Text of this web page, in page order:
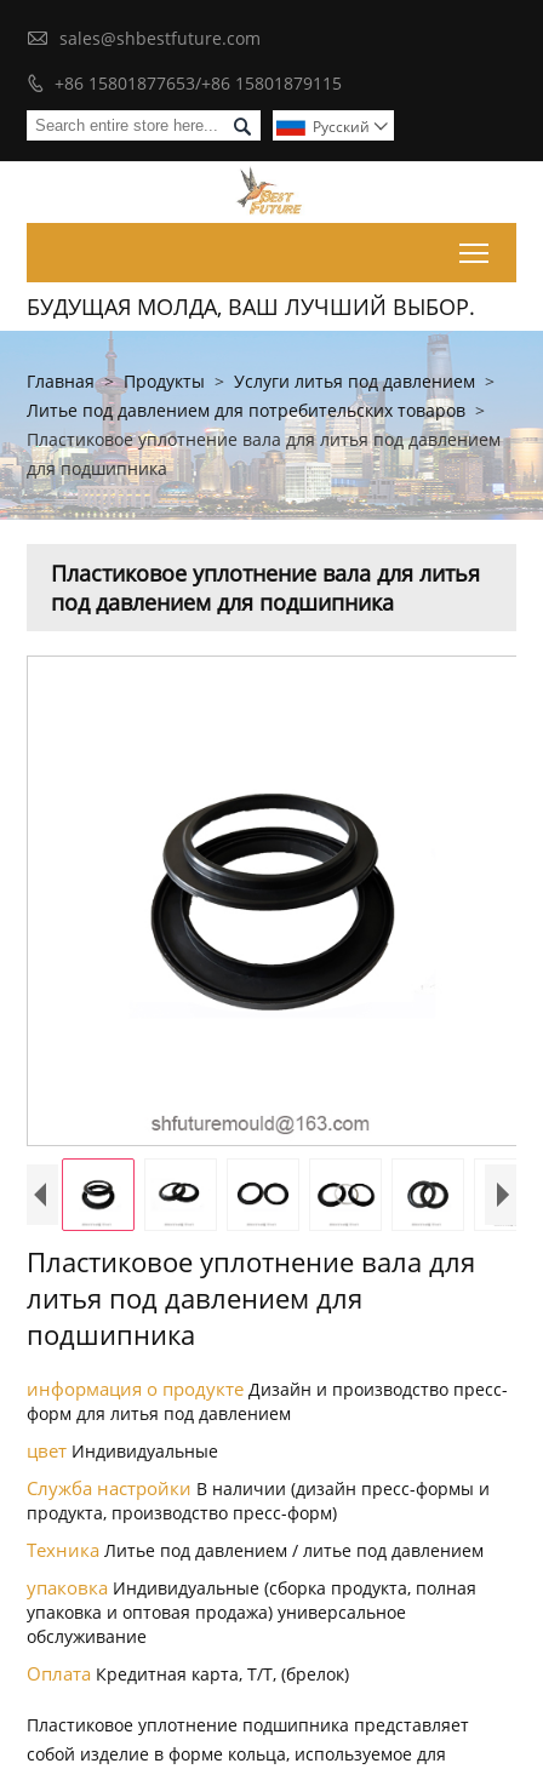
 sales@shbestfuture.com
 +86 15801877653/+86 15801879115
 Pусский 
БУДУЩАЯ МОЛДА, ВАШ ЛУЧШИЙ ВЫБОР.
Главная > Продукты > Услуги литья под давлением >
Литье под давлением для потребительских товаров >
Пластиковое уплотнение вала для литья под давлением
для подшипника
Пластиковое уплотнение вала для литья
под давлением для подшипника
Пластиковое уплотнение вала для
литья под давлением для
подшипника
информация о продукте Дизайн и производство пресс-
форм для литья под давлением
цвет Индивидуальные
Служба настройки В наличии (дизайн пресс-формы и
продукта, производство пресс-форм)
Техника Литье под давлением / литье под давлением
упаковка Индивидуальные (сборка продукта, полная
упаковка и оптовая продажа) универсальное
обслуживание
Оплата Кредитная карта, Т/Т, (брелок)
Пластиковое уплотнение подшипника представляет
собой изделие в форме кольца, используемое для